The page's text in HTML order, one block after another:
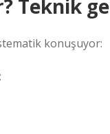
Teknik
konuşuyor: